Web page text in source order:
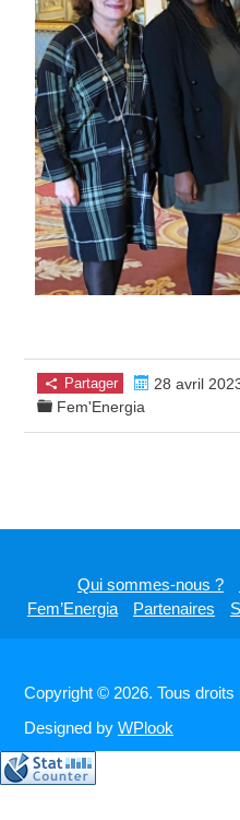
Partager
28 avril
Fem'Energia
Qui sommes-nous ?
Fem’Energia
Partenaires
Copyright © 2026. Tous droits
Designed byWPlook